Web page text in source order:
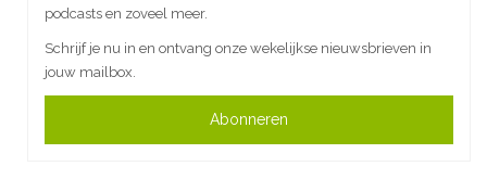
podcasts en zoveel meer.
Schrijf je nu in en ontvang onze wekelijkse nieuwsbrieven in
jouw mailbox.
Abonneren